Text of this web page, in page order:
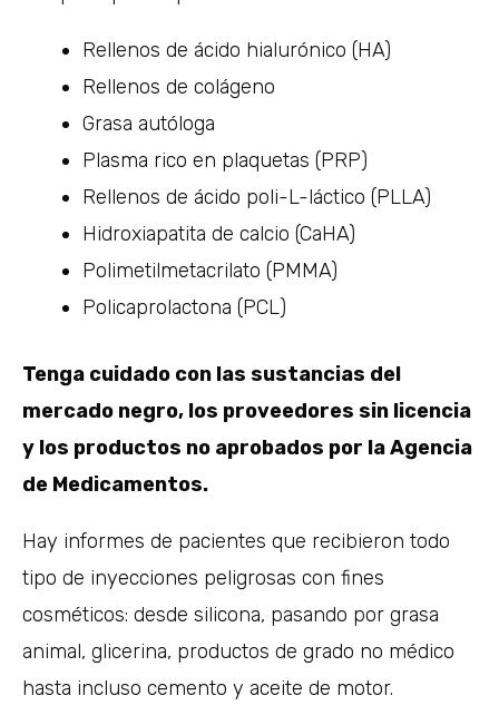
Rellenos de ácido hialurónico (HA)
Rellenos de colágeno
Grasa autóloga
Plasma rico en plaquetas (PRP)
Rellenos de ácido poli-L-láctico (PLLA)
Hidroxiapatita de calcio (CaHA)
Polimetilmetacrilato (PMMA)
Policaprolactona (PCL)
Tenga cuidado con las sustancias del
mercado negro, los proveedores sin licencia
y los productos no aprobados por la Agencia
de Medicamentos.
Hay informes de pacientes que recibieron todo
tipo de inyecciones peligrosas con fines
cosméticos: desde silicona, pasando por grasa
animal, glicerina, productos de grado no médico
hasta incluso cemento y aceite de motor.